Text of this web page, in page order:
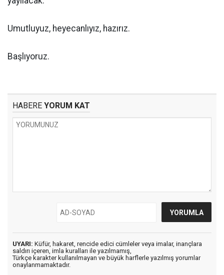
Umutluyuz, heyecanlıyız, hazırız.
Başlıyoruz.
HABERE YORUM KAT
UYARI: Küfür, hakaret, rencide edici cümleler veya imalar, inançlara
saldırı içeren, imla kuralları ile yazılmamış,
Türkçe karakter kullanılmayan ve büyük harflerle yazılmış yorumlar
onaylanmamaktadır.